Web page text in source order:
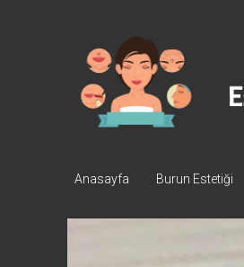
Türkiye'nin
Estetik
Rehberi
Anasayfa Burun Estetiği